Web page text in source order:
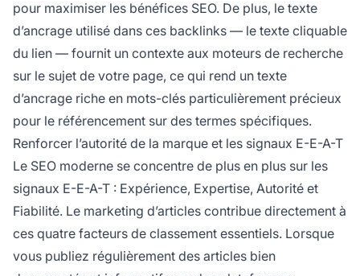
pour maximiser les bénéfices SEO. De plus, le texte
d’ancrage utilisé dans ces backlinks — le texte cliquable
du lien — fournit un contexte aux moteurs de recherche
sur le sujet de votre page, ce qui rend un texte
d’ancrage riche en mots-clés particulièrement précieux
pour le référencement sur des termes spécifiques.
Renforcer l’autorité de la marque et les signaux E-E-A-T
Le SEO moderne se concentre de plus en plus sur les
signaux E-E-A-T : Expérience, Expertise, Autorité et
Fiabilité. Le marketing d’articles contribue directement à
ces quatre facteurs de classement essentiels. Lorsque
vous publiez régulièrement des articles bien